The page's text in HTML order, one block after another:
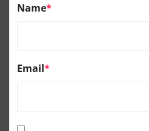
Name*
Email*